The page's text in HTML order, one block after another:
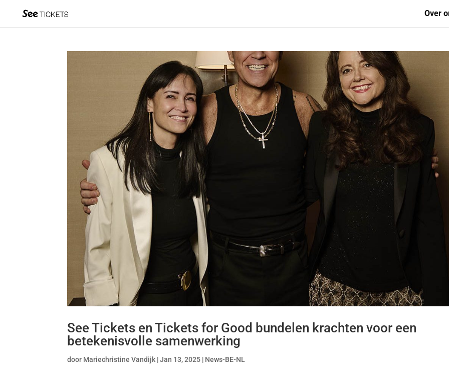
Over
See Tickets en Tickets for Good bundelen krachten voor een
betekenisvolle samenwerking
door Mariechristine Vandijk |Jan 13, 2025 | News-BE-NL